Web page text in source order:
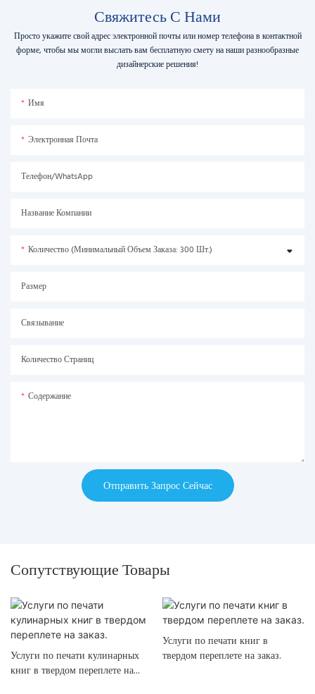
Свяжитесь С Нами
Просто укажите свой адрес электронной почты или номер телефона в контактной
форме, чтобы мы могли выслать вам бесплатную смету на наши разнообразные
дизайнерские решения!
Имя
Электронная Почта
Телефон/WhatsApp
Название Компании
Количество (минимальный Объем Заказа: 300 Шт.)
Размер
Связывание
Количество Страниц
Содержание
Отправить Запрос Сейчас
Сопутствующие Товары
Услуги по печати кулинарных
книг в твердом переплете на
Услуги по печати книг в
твердом переплете на заказ.